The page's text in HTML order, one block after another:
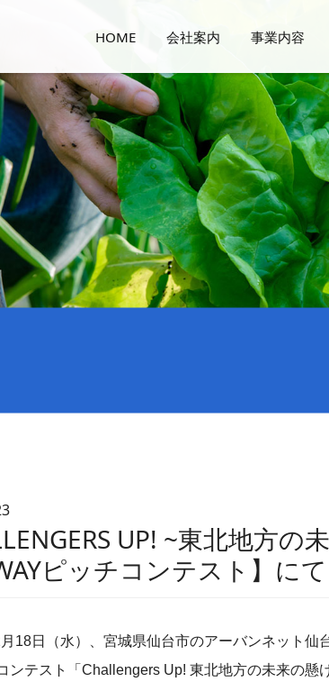
HOME 会社案内 事業内容
UP! ~東北地方の
ピッチコンテスト】に
18日（水）、宮城県仙台市のアーバンネット
ンテスト「Challengers Up! 東北地方の未来の